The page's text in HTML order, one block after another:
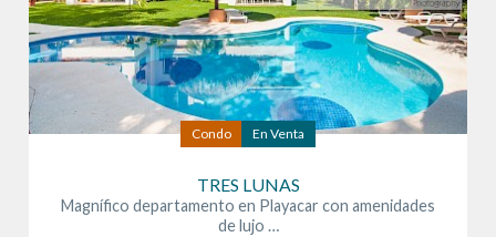
Condo En Venta
TRES LUNAS
Magnífico departamento en Playacar con amenidades
de lujo …